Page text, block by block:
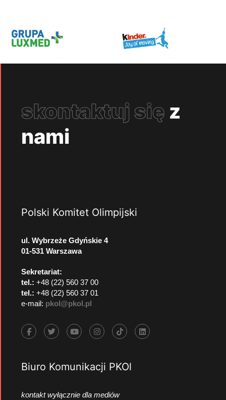
skontaktuj się z
nami
Polski Komitet Olimpijski
ul. Wybrzeże Gdyńskie 4
01-531 Warszawa
Sekretariat:
tel.: +48 (22) 560 37 00
tel.: +48 (22) 560 37 01
e-mail: pkol@pkol.pl
Biuro Komunikacji PKOl
kontakt wyłącznie dla mediów